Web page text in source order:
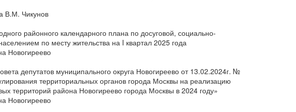
В.М. Чикунов
районного календарного плана по досуговой, социально-
по месту жительства на I квартал 2025 года
Новогиреево
депутатов муниципального округа Новогиреево от 13.02.2024г. №
территориальных органов города Москвы на реализацию
территорий района Новогиреево города Москвы в 2024 году»
Новогиреево